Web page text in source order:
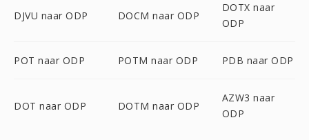
DJVU naar ODP DOCM naar ODP
DOTX naar
ODP
POT naar ODP POTM naar ODP PDB naar ODP
DOT naar ODP DOTM naar ODP
AZW3 naar
ODP